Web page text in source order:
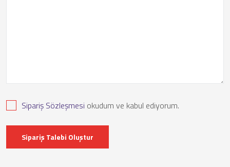
Sipariş Sözleşmesi okudum ve kabul ediyorum.
Sipariş Talebi Oluştur